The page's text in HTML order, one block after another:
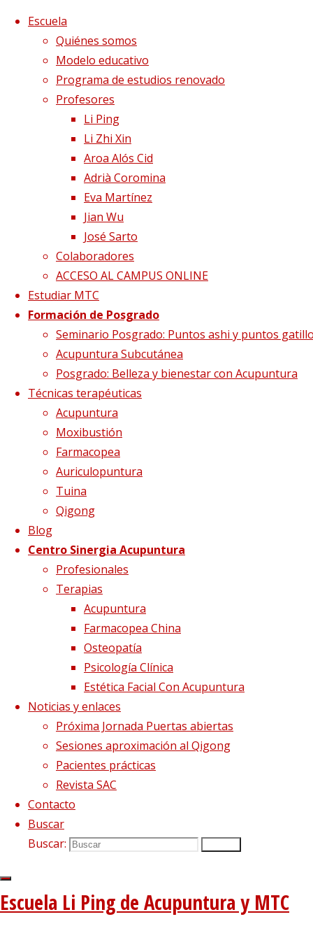
Saltar al contenido
Escuela
Quiénes somos
Modelo educativo
Programa de estudios renovado
Profesores
Li Ping
Li Zhi Xin
Aroa Alós Cid
Adrià Coromina
Eva Martínez
Jian Wu
José Sarto
Colaboradores
ACCESO AL CAMPUS ONLINE
Estudiar MTC
Formación de Posgrado
Seminario Posgrado: Puntos ashi y puntos
Acupuntura Subcutánea
Posgrado: Belleza y bienestar con Acupuntura
Técnicas terapéuticas
Acupuntura
Moxibustión
Farmacopea
Auriculopuntura
Tuina
Qigong
Blog
Centro Sinergia Acupuntura
Profesionales
Terapias
Acupuntura
Farmacopea China
Osteopatía
Psicología Clínica
Estética Facial Con Acupuntura
Noticias y enlaces
Próxima Jornada Puertas abiertas
Sesiones aproximación al Qigong
Pacientes prácticas
Revista SAC
Contacto
Buscar
Buscar:
Escuela Li Ping de Acupuntura y MTC
Página de Inicio"Quote" Formato de entrada
Citas
Optimización máxima del
tiempo de estudio
3 agosto, 2016
Reorganizando el temario de las asignaturas,
para que se puedan completar los estudios de
medicina china en tan sólo 3 años. Tras éstos,
se ofrecerá la posibilidad de realizar prácticas
clínicas, así como ampliar su formación con
posgrados
Respeto a la tradición de
la enseñanza
3 agosto, 201615 marzo, 2017
Nuestro equipo de profesores pone al
servicio de los alumnos todo su conocimiento
teórico y práctico, con el fin de mantener la
relación maestro-discípulo que desde siempre
ha sido un rasgo distintivo de la enseñanza
Programa completo, sin